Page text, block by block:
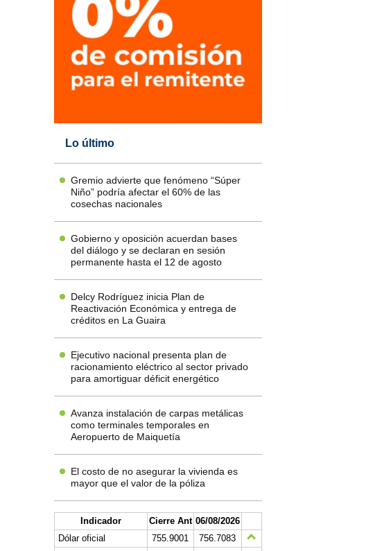
Lo último
Gremio advierte que fenómeno “Súper
Niño” podría afectar el 60% de las
cosechas nacionales
Gobierno y oposición acuerdan bases
del diálogo y se declaran en sesión
permanente hasta el 12 de agosto
Delcy Rodríguez inicia Plan de
Reactivación Económica y entrega de
créditos en La Guaira
Ejecutivo nacional presenta plan de
racionamiento eléctrico al sector privado
para amortiguar déficit energético
Avanza instalación de carpas metálicas
como terminales temporales en
Aeropuerto de Maiquetía
El costo de no asegurar la vivienda es
mayor que el valor de la póliza
Indicador Cierre Ant 06/08/2026
Dólar oficial
755.9001
756.7083